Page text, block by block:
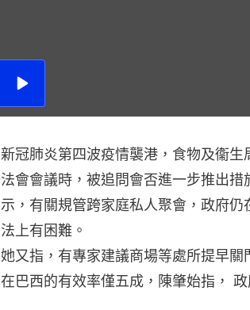
播
新冠肺炎第四波疫情襲港，食物及衞
法會會議時，被追問會否進一步推出
示，有關規管跨家庭私人聚會，政府
法上有困難。
她又指，有專家建議商場等處所提早
在巴西的有效率僅五成，陳肇始指，